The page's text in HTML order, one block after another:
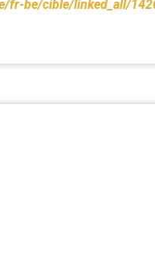
fr-be/cible/linked_all/